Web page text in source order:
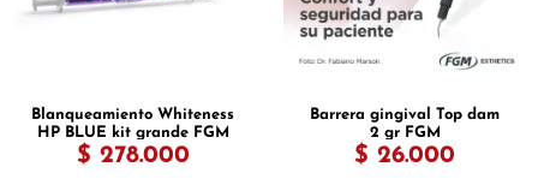
Blanqueamiento Whiteness
HP BLUE kit grande FGM
$ 278.000
Barrera gingival Top dam
2 gr FGM
$ 26.000